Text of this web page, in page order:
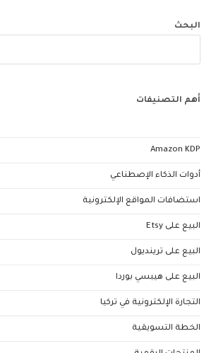
البحث
أهم التصنيفات
Amazon KDP
أدوات الذكاء الإصطناعي
استضافات المواقع الإلكترونية
البيع على Etsy
البيع على ترينديول
البيع على هيبسي بوردا
التجارة الإلكترونية في تركيا
الخطة التسويقية